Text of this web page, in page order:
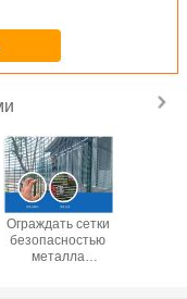
Ограждать сетки
безопасностью
металла